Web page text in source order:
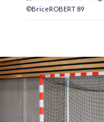
©BriceROBERT 89